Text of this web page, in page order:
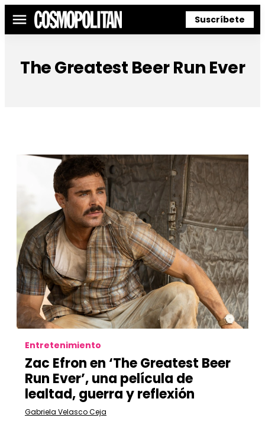
Menú Suscríbete
The Greatest Beer Run Ever
Entretenimiento
Zac Efron en ‘The Greatest Beer
Run Ever’, una película de
lealtad, guerra y reflexión
Gabriela Velasco Ceja